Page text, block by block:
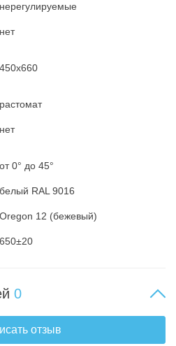
нерегулируемые
нет
450х660
растомат
нет
от 0° до 45°
белый RAL 9016
Oregon 12 (бежевый)
650±20
0
отзыв